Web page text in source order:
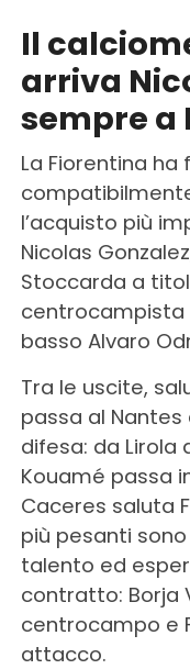
Il
arriva
sempre a
La Fiorentina
l’acquisto più
Nicolas
Stoccarda a
centrocampista
basso Alvaro
Tra le uscite,
passa al
difesa: da Lirola
Kouamé passa
Caceres saluta
più pesanti
talento ed
contratto: Borja
centrocampo e
attacco.